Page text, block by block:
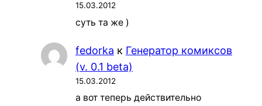
15.03.2012
суть та же )
fedorka к Генератор комиксов
(v. 0.1 beta)
15.03.2012
а вот теперь действительно